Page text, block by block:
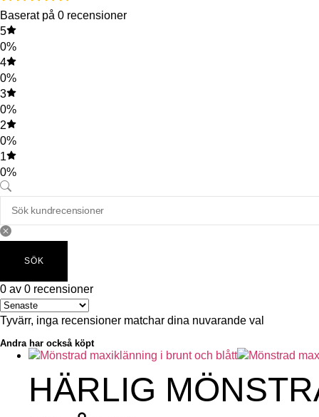
Baserat på 0 recensioner
5
0%
4
0%
3
0%
2
0%
1
0%
SÖK
0 av 0 recensioner
Tyvärr, inga recensioner matchar dina nuvarande val
Andra har också köpt
HÄRLIG